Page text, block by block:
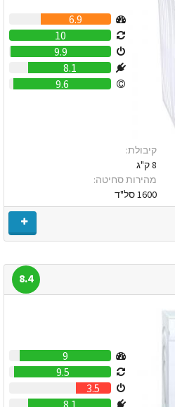
6.9
10
9.9
8.1
9.6
קיבולת:
8 ק"ג
מהירות סחיטה:
1600 סל"ד
8.4
9
9.5
3.5
8.1